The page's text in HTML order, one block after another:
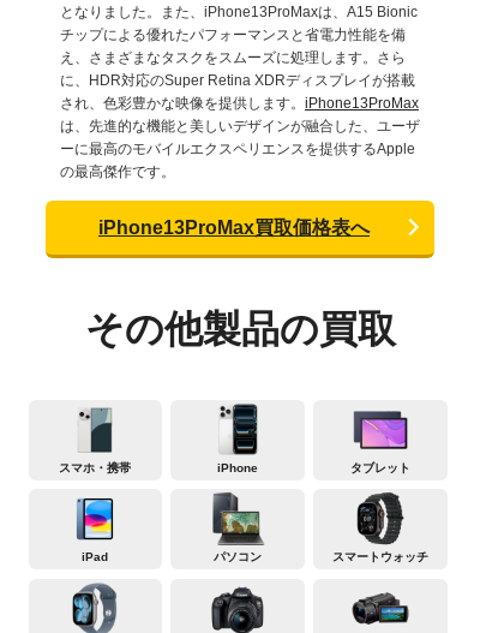
となりました。また、iPhone13ProMaxは、A15 Bionic
チップによる優れたパフォーマンスと省電力性能を備
え、さまざまなタスクをスムーズに処理します。さら
に、HDR対応のSuper Retina XDRディスプレイが搭載
され、色彩豊かな映像を提供します。 iPhone13ProMax
は、先進的な機能と美しいデザインが融合した、ユーザ
ーに最高のモバイルエクスペリエンスを提供するApple
の最高傑作です。
iPhone13ProMax買取価格表へ
その他製品の買取
スマホ・携帯 iPhone タブレット
iPad パソコン スマートウォッチ